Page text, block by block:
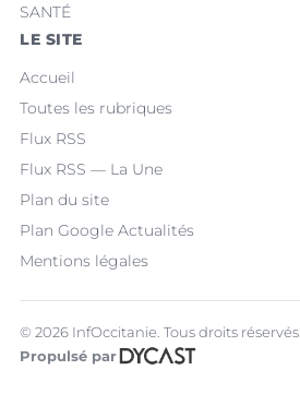
SANTÉ
LE SITE
Accueil
Toutes les rubriques
Flux RSS
Flux RSS — La Une
Plan du site
Plan Google Actualités
Mentions légales
© 2026 InfOccitanie. Tous droits réservés.
Propulsé par